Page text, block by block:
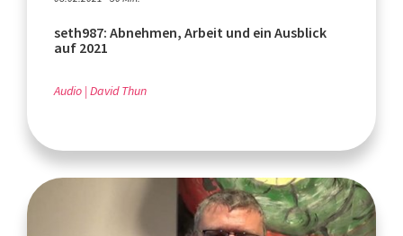
seth987: Abnehmen, Arbeit und ein Ausblick
auf 2021
Audio David Thun